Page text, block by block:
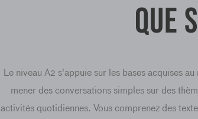
Que
Le niveau A2 s'appuie sur les bases acquises
mener des conversations simples sur des
activités quotidiennes. Vous comprenez des